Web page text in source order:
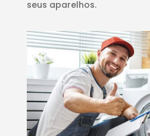
seus aparelhos.